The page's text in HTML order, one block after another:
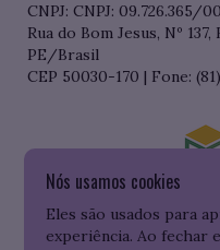
Nós usamos cookies
Eles são usados para
experiência. Ao fechar
CNPJ: CNPJ: 09.726.365/
Rua do Bom Jesus, Nº
PE/Brasil
CEP 50030-170 | Fone:
Consulte o cadastro da